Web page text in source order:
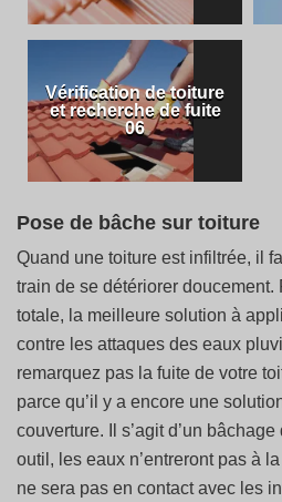
Vérification de toiture
et recherche de fuite
06
Pose de bâche sur toiture
Quand une toiture est infiltrée, il
train de se détériorer doucement.
totale, la meilleure solution à
contre les attaques des eaux
remarquez pas la fuite de votre
parce qu’il y a encore une
couverture. Il s’agit d’un
outil, les eaux n’entreront pas à
ne sera pas en contact avec les